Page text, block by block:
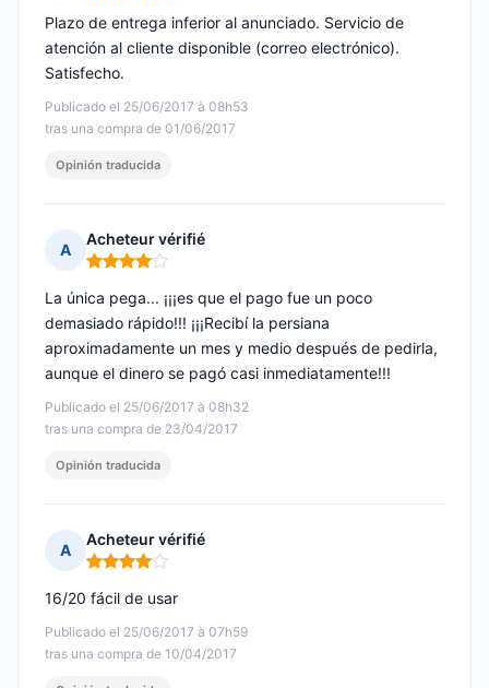
Publicado el 25/06/2017 à 08h53
tras una compra de 01/06/2017
Plazo de entrega inferior al anunciado. Servicio de
atención al cliente disponible (correo electrónico).
Satisfecho.
Opinión traducida
A
Acheteur vérifié
Nota: 4 de 5
Publicado el 25/06/2017 à 08h32
tras una compra de 23/04/2017
La única pega... ¡¡¡es que el pago fue un poco
demasiado rápido!!! ¡¡¡Recibí la persiana
aproximadamente un mes y medio después de pedirla,
aunque el dinero se pagó casi inmediatamente!!!
Opinión traducida
A
Acheteur vérifié
Nota: 4 de 5
Publicado el 25/06/2017 à 07h59
tras una compra de 10/04/2017
16/20 fácil de usar